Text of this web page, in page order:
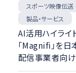
スポーツ映像伝送
製品・サービス
AI活用ハイライ
「Magnifi」を
配信事業者向